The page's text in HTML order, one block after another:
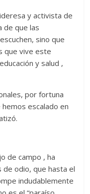
y activista de
de que las
sino que
que vive este
y salud ,
por fortuna
escalado en
de campo , ha
de odio, que hasta el
indudablemente